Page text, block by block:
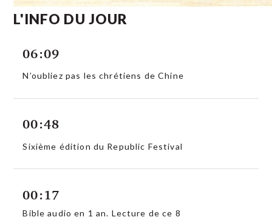
L'INFO DU JOUR
06:09
N’oubliez pas les chrétiens de Chine
00:48
Sixième édition du Republic Festival
00:17
Bible audio en 1 an. Lecture de ce 8